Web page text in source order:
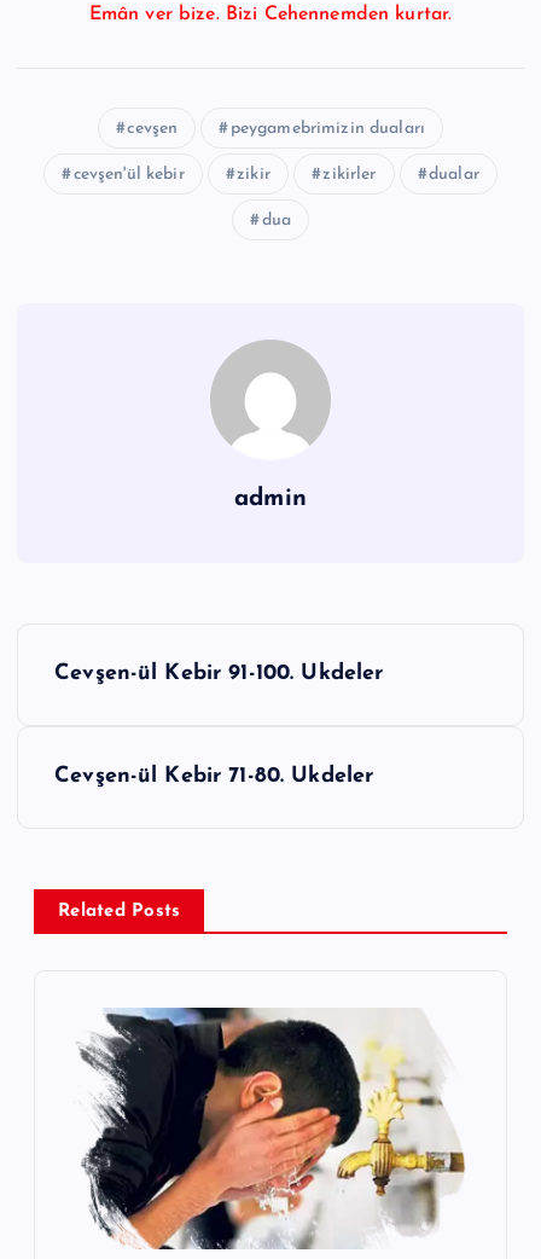
Emân ver bize. Bizi Cehennemden kurtar.
cevşen peygamebrimizin duaları
cevşen'ül kebir zikir zikirler dualar
dua
admin
Cevşen-ül Kebir 91-100. Ukdeler
Cevşen-ül Kebir 71-80. Ukdeler
Related Posts